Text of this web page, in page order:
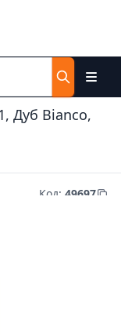
Дуб Bianco,
Код: 49697